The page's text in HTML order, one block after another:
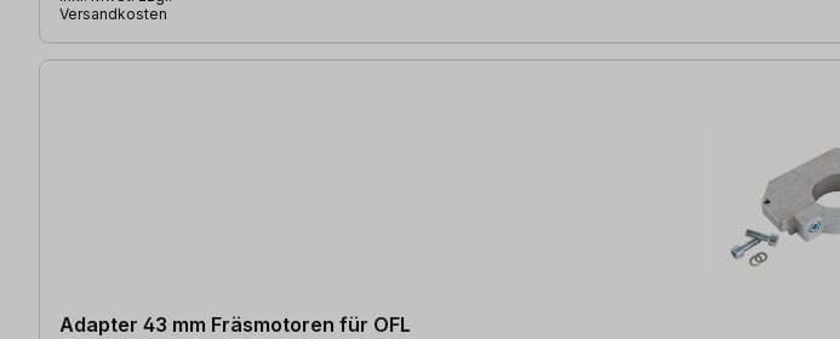
Versandkosten
Adapter 43 mm Fräsmotoren für OFL